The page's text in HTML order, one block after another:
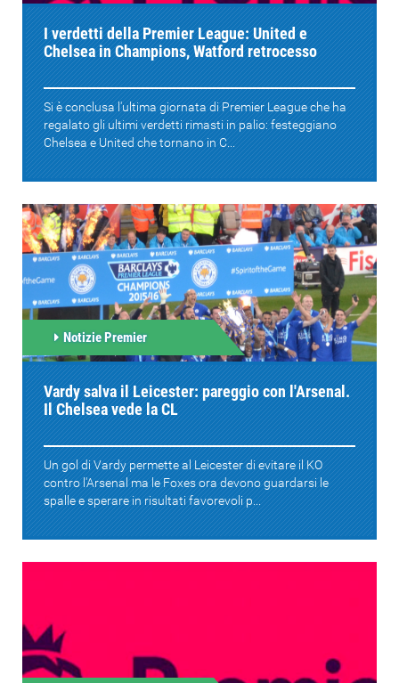
I verdetti della Premier League: United e
Chelsea in Champions, Watford retrocesso
Si è conclusa l'ultima giornata di Premier League che ha
regalato gli ultimi verdetti rimasti in palio: festeggiano
Chelsea e United che tornano in C...
Notizie Premier
Vardy salva il Leicester: pareggio con l'Arsenal.
Il Chelsea vede la CL
Un gol di Vardy permette al Leicester di evitare il KO
contro l'Arsenal ma le Foxes ora devono guardarsi le
spalle e sperare in risultati favorevoli p...